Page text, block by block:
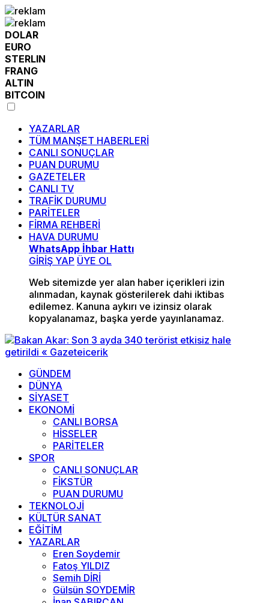
DOLAR
EURO
STERLIN
FRANG
ALTIN
BITCOIN
YAZARLAR
TÜM MANŞET HABERLERİ
CANLI SONUÇLAR
PUAN DURUMU
GAZETELER
CANLI TV
TRAFİK DURUMU
PARİTELER
FİRMA REHBERİ
HAVA DURUMU
WhatsApp İhbar Hattı
GİRİŞ YAP ÜYE OL
Web sitemizde yer alan haber içerikleri izin
alınmadan, kaynak gösterilerek dahi iktibas
edilemez. Kanuna aykırı ve izinsiz olarak
kopyalanamaz, başka yerde yayınlanamaz.
GÜNDEM
DÜNYA
SİYASET
EKONOMİ
CANLI BORSA
HİSSELER
PARİTELER
SPOR
CANLI SONUÇLAR
FİKSTÜR
PUAN DURUMU
TEKNOLOJİ
KÜLTÜR SANAT
EĞİTİM
YAZARLAR
Eren Soydemir
Fatoş YILDIZ
Semih DİRİ
Gülsün SOYDEMİR